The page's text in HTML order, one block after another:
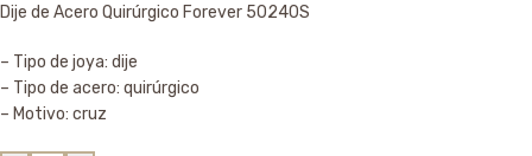
Dije de Acero Quirúrgico Forever 50240S
– Tipo de joya: dije
– Tipo de acero: quirúrgico
– Motivo: cruz